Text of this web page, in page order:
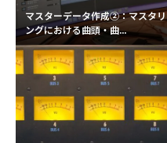
マスターデータ作成②：マスタリ
ングにおける曲頭・曲...